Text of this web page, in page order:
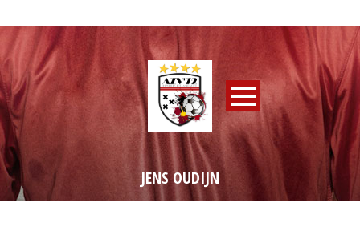
JENS OUDIJN